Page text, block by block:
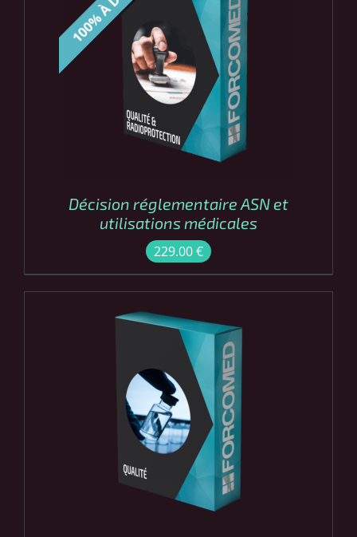
COMMANDER
DÉTAILS
Décision réglementaire ASN et
utilisations médicales
229.00€
COMMANDER
DÉTAILS